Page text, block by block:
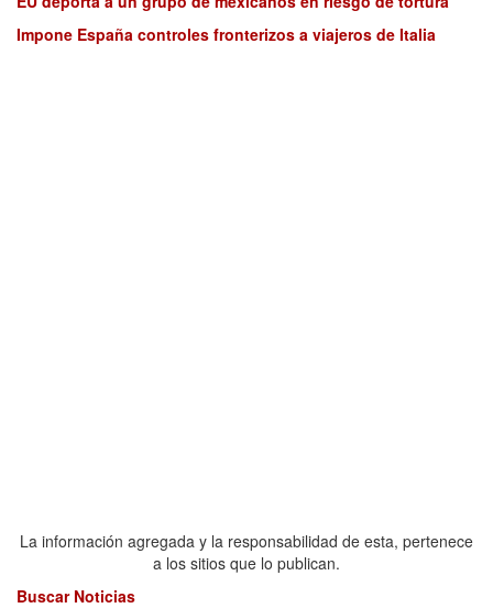
Impone España controles fronterizos a viajeros de Italia
La información agregada y la responsabilidad de esta, pertenece
a los sitios que lo publican.
Buscar Noticias